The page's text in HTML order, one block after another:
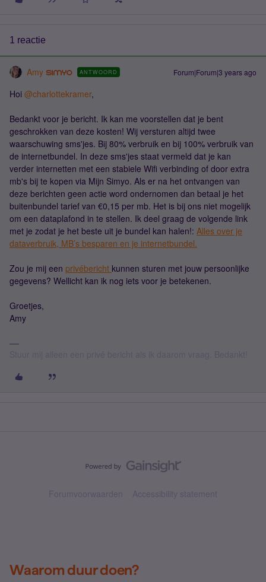
1 reactie
Amy ANTWOORD Forum|Forum|3 years ago
Hoi @charlottekramer,
Bedankt voor je bericht. Ik kan me voorstellen dat je bent
geschrokken van deze kosten! Wij versturen altijd twee
waarschuwing sms'jes. Bij 80% verbruik en bij 100% verbruik van
de internetbundel. In deze sms'jes staat vermeld dat je kan
verder internetten met een stabiele Wifi verbinding of door extra
mb's bij te kopen via Mijn Simyo. Als er na het ontvangen van
deze berichten geen actie word ondernomen dan betaal je het
buitenbundel tarief van €0,15 per mb. Het is bij ons niet mogelijk
om een dataplafond in te stellen. Ik deel graag de volgende link
met je zodat je het beste uit je bundel kan halen!: Alles over je
dataverbruik, MB’s besparen en je internetbundel.
Zou je mij een privébericht kunnen sturen met jouw persoonlijke
gegevens? Wellicht kan ik nog iets voor je betekenen.
Groetjes,
Amy
Forumvoorwaarden Accessibility statement
Waarom duur doen?